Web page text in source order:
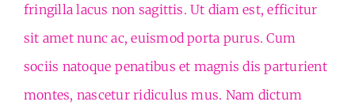
fringilla lacus non sagittis. Ut diam est, efficitur
sit amet nunc ac, euismod porta purus. Cum
sociis natoque penatibus et magnis dis parturient
montes, nascetur ridiculus mus. Nam dictum